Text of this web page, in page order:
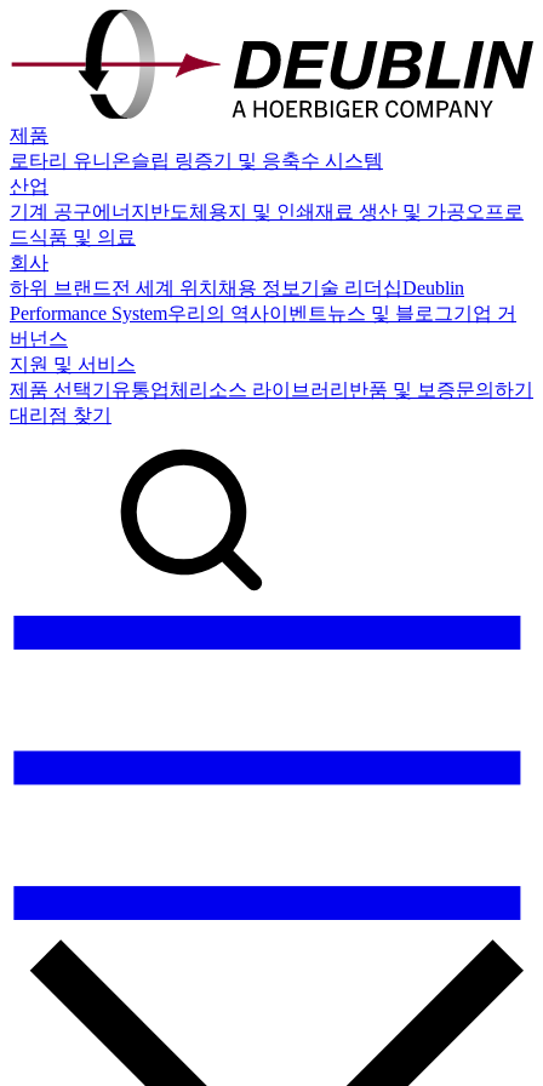
제품
로타리 유니온슬립 링증기 및 응축수 시스템
산업
기계 공구에너지 반도체 용지 및 인쇄재료 생산 및 가공오프로
드식품 및 의료
회사
하위 브랜드전 세계 위치 채용 정보 기술 리더십Deublin
Performance System우리의 역사이벤트뉴스 및 블로그기업 거
버넌스
지원 및 서비스
제품 선택기 유통업체 리소스 라이브러리 반품 및 보증문의하기
대리점 찾기